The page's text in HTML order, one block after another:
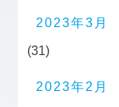
2023年3月
(31)
2023年2月